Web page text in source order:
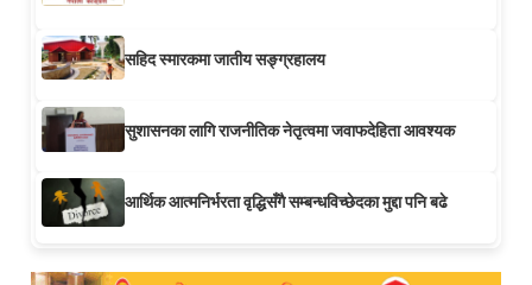
सहिद स्मारकमा जातीय सङ्ग्रहालय
सुशासनका लागि राजनीतिक नेतृत्वमा जवाफदेहिता आवश्यक
आर्थिक आत्मनिर्भरता वृद्धिसँगै सम्बन्धविच्छेदका मुद्दा पनि बढे